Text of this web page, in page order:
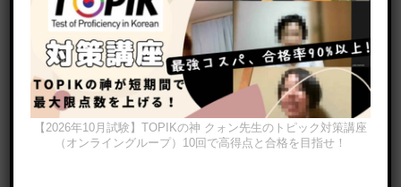
【2026年10月試験】TOPIKの神 クォン先生のトピック対策講座
（オンライングループ）10回で高得点と合格を目指せ！